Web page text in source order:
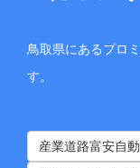
鳥取県にあるプロ
す。
産業道路富安自